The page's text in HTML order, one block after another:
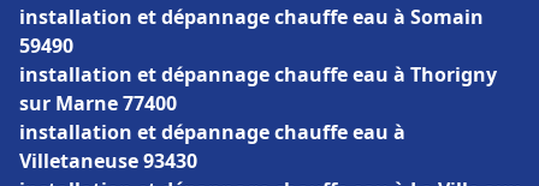
installation et dépannage chauffe eau à Somain
59490
installation et dépannage chauffe eau à Thorigny
sur Marne 77400
installation et dépannage chauffe eau à
Villetaneuse 93430